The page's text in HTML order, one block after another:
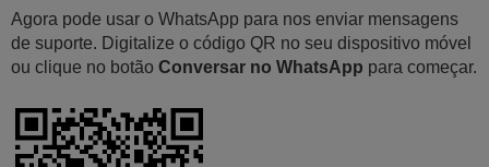
Agora pode usar o WhatsApp para nos enviar mensagens
de suporte. Digitalize o código QR no seu dispositivo móvel
ou clique no botão Conversar no WhatsApp para começar.